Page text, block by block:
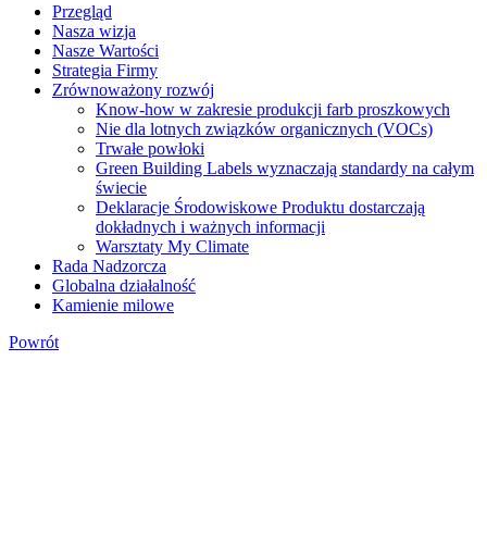
Przegląd
Nasza wizja
Nasze Wartości
Strategia Firmy
Zrównoważony rozwój
Know-how w zakresie produkcji farb proszkowych
Nie dla lotnych związków organicznych (VOCs)
Trwałe powłoki
Green Building Labels wyznaczają standardy na całym
świecie
Deklaracje Środowiskowe Produktu dostarczają
dokładnych i ważnych informacji
Warsztaty My Climate
Rada Nadzorcza
Globalna działalność
Kamienie milowe
Powrót